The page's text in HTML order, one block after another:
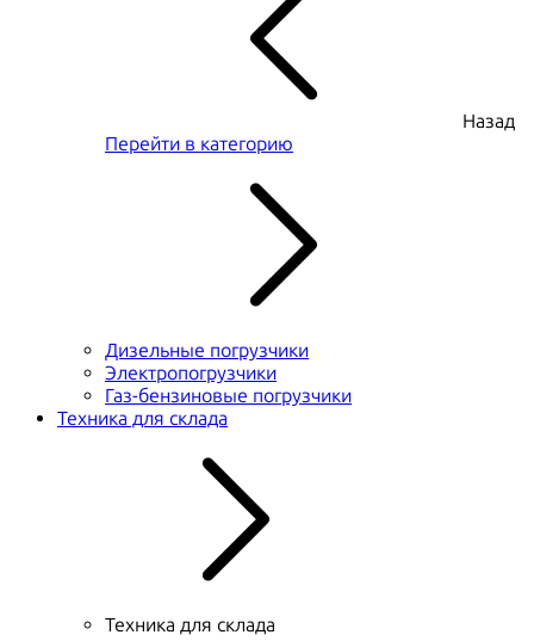
Назад
Перейти в категорию
Дизельные погрузчики
Электропогрузчики
Газ-бензиновые погрузчики
Техника для склада
Техника для склада